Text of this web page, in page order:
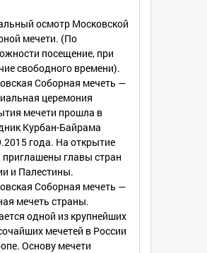
осмотр Московской
мечети. (По
посещение, при
свободного времени).
Соборная мечеть —
церемония
мечети прошла в
Курбан-Байрама
года. На открытие
главы стран
и Палестины.
Соборная мечеть —
мечеть страны.
одной из крупнейших
мечетей в России
Основу мечети